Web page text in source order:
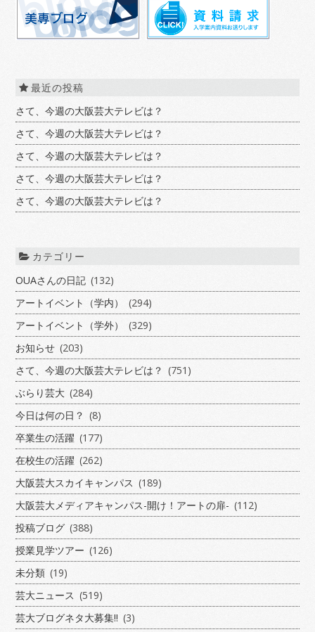
最近の投稿
さて、今週の大阪芸大テレビは？
さて、今週の大阪芸大テレビは？
さて、今週の大阪芸大テレビは？
さて、今週の大阪芸大テレビは？
さて、今週の大阪芸大テレビは？
カテゴリー
OUAさんの日記 (132)
アートイベント（学内）
(294)
アートイベント（学外）
(329)
お知らせ (203)
さて、今週の大阪芸大テレビは？ (751)
ぶらり芸大 (284)
今日は何の日？ (8)
卒業生の活躍 (177)
在校生の活躍 (262)
大阪芸大スカイキャンパス (189)
大阪芸大メディアキャンパス-開け！アートの扉- (112)
投稿ブログ (388)
授業見学ツアー (126)
未分類 (19)
芸大ニュース (519)
芸大ブログネタ大募集!! (3)